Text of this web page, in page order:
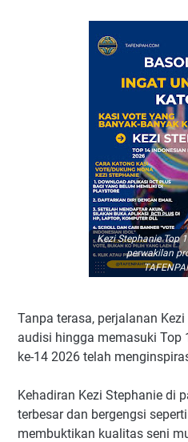
Kezi Stephanie Top
perwakilan
Tanpa terasa, perjalanan
audisi hingga memasuki Top
ke-14 2026 telah
Kehadiran Kezi Stephanie di
terbesar dan bergengsi
membuktikan kualitas seni